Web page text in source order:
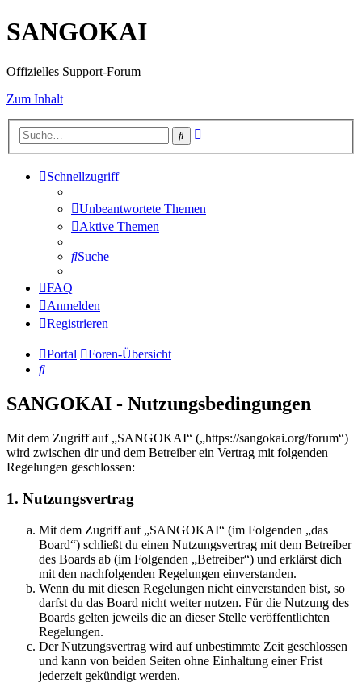
SANGOKAI
Offizielles Support-Forum
Zum Inhalt
Suche
Schnellzugriff
Unbeantwortete Themen
Aktive Themen
Suche
FAQ
Anmelden
Registrieren
Portal
Foren-Übersicht
Suche
SANGOKAI - Nutzungsbedingungen
Mit dem Zugriff auf „SANGOKAI“ („https://sangokai.org/forum“)
wird zwischen dir und dem Betreiber ein Vertrag mit folgenden
Regelungen geschlossen:
1. Nutzungsvertrag
Mit dem Zugriff auf „SANGOKAI“ (im Folgenden „das
Board“) schließt du einen Nutzungsvertrag mit dem Betreiber
des Boards ab (im Folgenden „Betreiber“) und erklärst dich
mit den nachfolgenden Regelungen einverstanden.
Wenn du mit diesen Regelungen nicht einverstanden bist, so
darfst du das Board nicht weiter nutzen. Für die Nutzung des
Boards gelten jeweils die an dieser Stelle veröffentlichten
Regelungen.
Der Nutzungsvertrag wird auf unbestimmte Zeit geschlossen
und kann von beiden Seiten ohne Einhaltung einer Frist
jederzeit gekündigt werden.